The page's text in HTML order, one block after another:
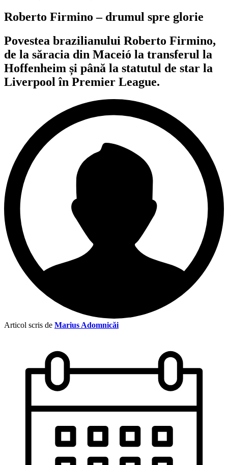
Roberto Firmino – drumul spre glorie
Povestea brazilianului Roberto Firmino,
de la săracia din Maceió la transferul la
Hoffenheim și până la statutul de star la
Liverpool în Premier League.
Articol scris de Marius Adomnicăi